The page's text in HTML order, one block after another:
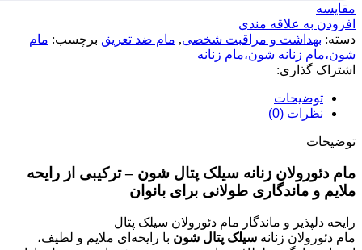
مقایسه
افزودن به علاقه مندی
دسته: بهداشت و مراقبت شخصی, مام ضد تعریق برچسب: مام
شون،مام زنانه شون،مام زنانه
اشتراک گذاری:
توضیحات
نظرات (0)
توضیحات
مام دئورولان زنانه سیلک پتال شون – ترکیبی از رایحه
ملایم و ماندگاری طولانی برای بانوان
رایحه دلپذیر و ماندگار مام دئورولان سیلک پتال
مام دئورولان زنانه سیلک پتال شون با رایحه‌ای ملایم و لطیف،